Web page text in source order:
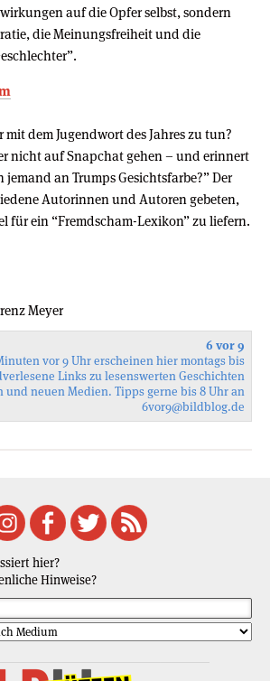
auf die Opfer selbst, sondern
die Meinungsfreiheit und die
mit dem Jugendwort des Jahres zu tun?
nicht auf Snapchat gehen – und erinnert
an Trumps Gesichtsfarbe?” Der
Autorinnen und Autoren gebeten,
für ein “Fremdscham-Lexikon” zu liefern.
Meyer
6 vor 9
vor 9 Uhr erscheinen hier montags bis
Links zu lesenswerten Geschichten
und neuen Medien. Tipps gerne bis 8 Uhr an
6vor9@bildblog.de
hier?
Hinweise?